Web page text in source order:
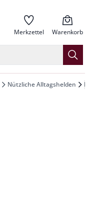
Merkzettel Warenkorb
Nützliche Alltagshelden